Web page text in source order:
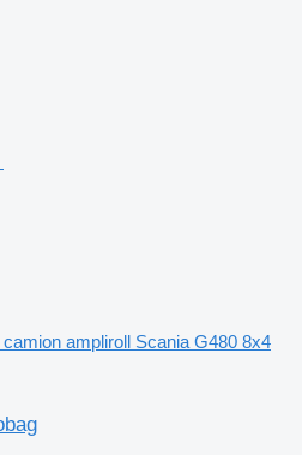
camion ampliroll Scania G480 8x4